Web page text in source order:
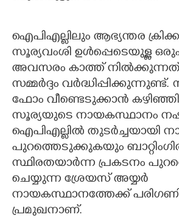
ഐപിഎല്ലിലും ആഭ്യന്തര
സൂര്യവംശി ഉള്‍പ്പെടെയുള്ള
അവസരം കാത്ത്
സമ്മര്‍ദ്ദം
ഫോം വീണ്ടെടുക്കാന്‍
സൂര്യയുടെ നായകസ്ഥാനം
ഐപിഎല്ലില്‍ തുടര്‍ച്ചയായി
പുറത്തെടുക്കുകയും
സ്ഥിരതയാര്‍ന്ന പ്രകടനം
ചെയ്യുന്ന ശ്രേയസ് അയ്യര്‍
നായകസ്ഥാനത്തേക്ക്
പ്രമുഖനാണ്.